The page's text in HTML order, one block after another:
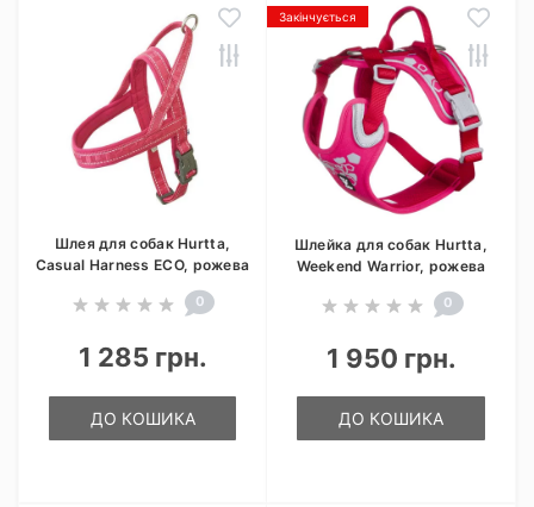
Шлея для собак Hurtta,
Casual Harness ECO, рожева
0
1 285 грн.
ДО КОШИКА
Закінчується
Шлейка для собак Hurtta,
Weekend Warrior, рожева
0
1 950 грн.
ДО КОШИКА